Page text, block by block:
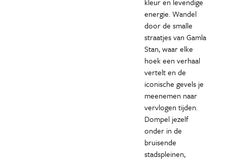
energie. Wandel
door de smalle
straatjes van Gamla
Stan, waar elke
hoek een verhaal
vertelt en de
iconische gevels je
meenemen naar
vervlogen tijden.
Dompel jezelf
onder in de
bruisende
stadspleinen,